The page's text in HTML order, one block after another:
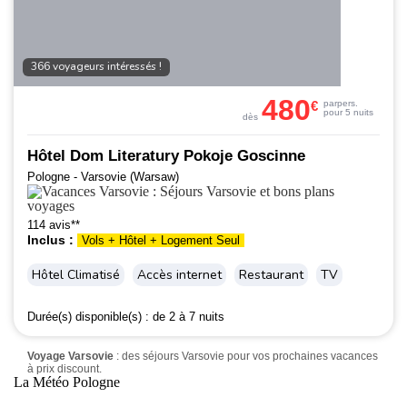
366 voyageurs intéressés !
Hôtel Dom Literatury Pokoje Goscinne
Pologne - Varsovie (Warsaw)
114 avis**
Inclus : Vols + Hôtel + Logement Seul
Hôtel Climatisé Accès internet Restaurant TV
Durée(s) disponible(s) : de 2 à 7 nuits
dès 480€ parpers.
pour 5 nuits
Voyage Varsovie : des séjours Varsovie pour vos prochaines vacances
à prix discount.
La Météo Pologne